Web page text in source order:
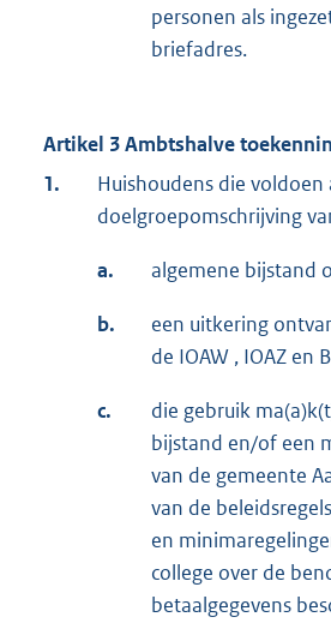
personen als
briefadres.
Artikel 3 Ambtshalve
1.
Huishoudens die voldoen
doelgroepomschrijving
a. algemene bijstand
b.
een uitkering
de IOAW , IOAZ en
c.
die gebruik
bijstand en/of een
van de gemeente
van de
en
college over de
betaalgegevens